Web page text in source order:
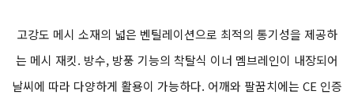
고강도 메시 소재의 넓은 벤틸레이션으로 최적의 통기성을 제공하
는 메시 재킷. 방수, 방풍 기능의 착탈식 이너 멤브레인이 내장되어
날씨에 따라 다양하게 활용이 가능하다. 어깨와 팔꿈치에는 CE 인증